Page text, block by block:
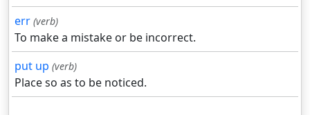
err (verb)
To make a mistake or be incorrect.
put up (verb)
Place so as to be noticed.